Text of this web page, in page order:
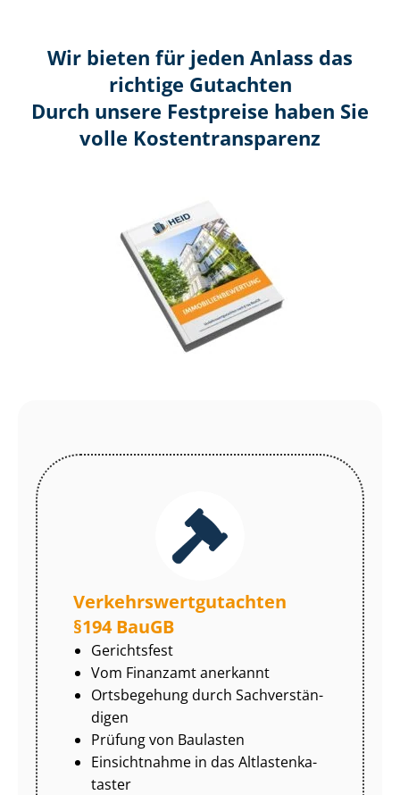
Wir bieten für jeden Anlass das
richtige Gutachten
Durch unsere Festpreise haben Sie
volle Kosten­transparenz
Ver­kehrs­wert­gut­ach­ten
§194 BauGB
Gerichtsfest
Vom Finanzamt anerkannt
Ortsbegehung durch Sach­ver­stän­
di­gen
Prüfung von Baulasten
Einsichtnahme in das Alt­las­ten­ka­
tas­ter